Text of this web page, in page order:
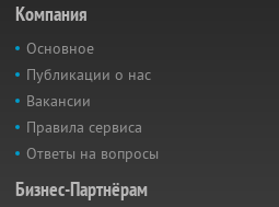
Компания
Основное
Публикации о нас
Вакансии
Правила сервиса
Ответы на вопросы
Бизнес-Партнёрам